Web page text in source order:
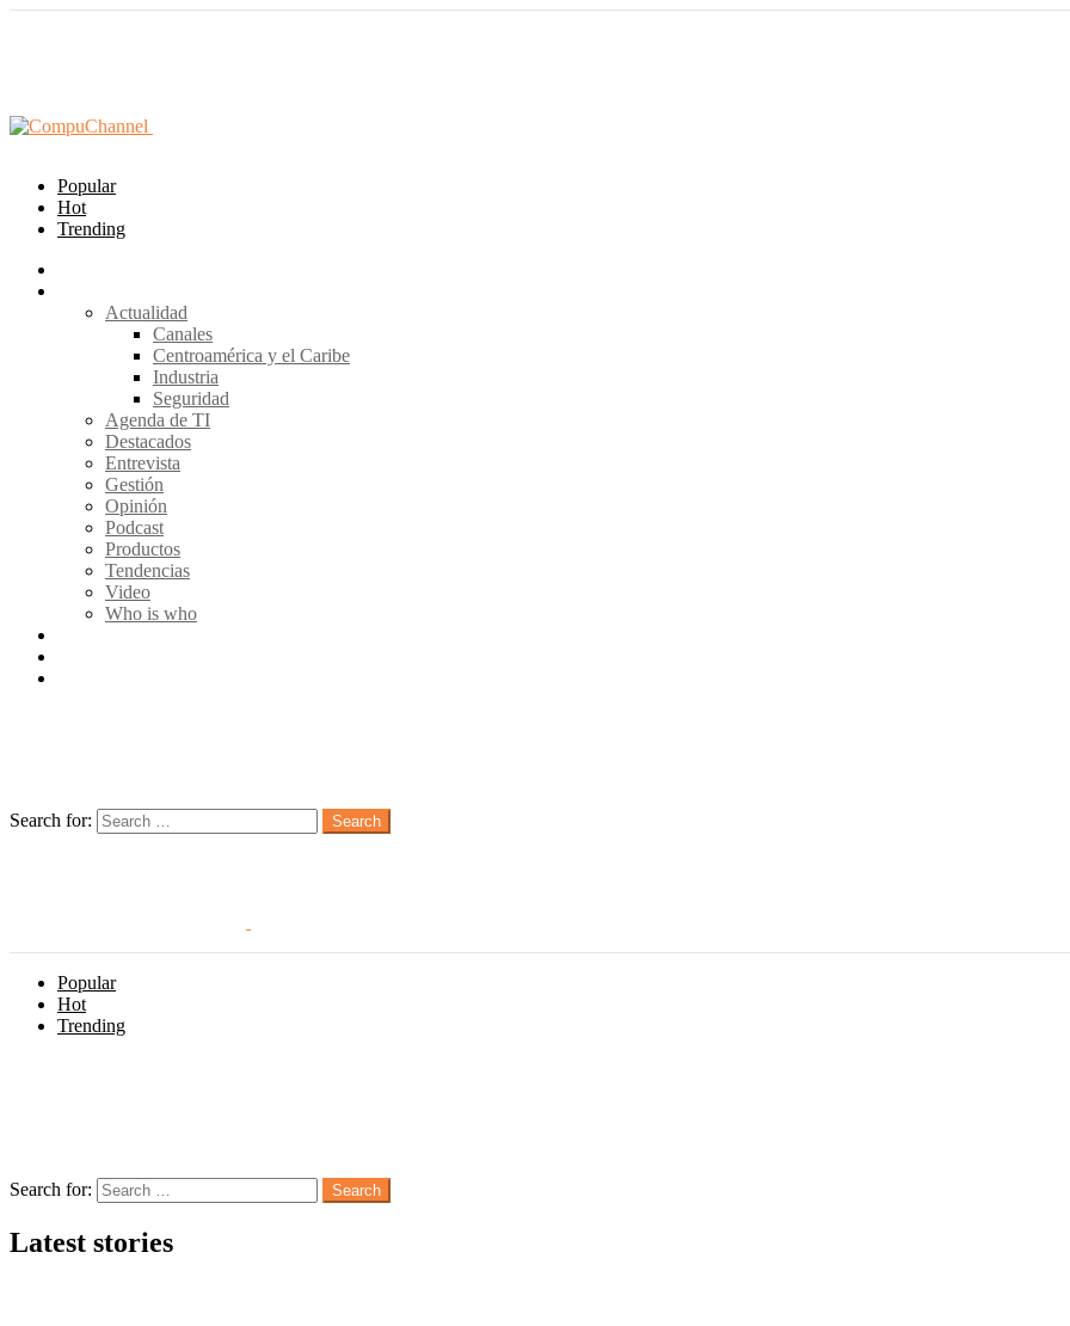
Popular
Hot
Trending
Actualidad
Canales
Centroamérica y el Caribe
Industria
Seguridad
Agenda de TI
Destacados
Entrevista
Gestión
Opinión
Podcast
Productos
Tendencias
Video
Who is who
Search for:
Search
Popular
Hot
Trending
Search for:
Search
Latest stories